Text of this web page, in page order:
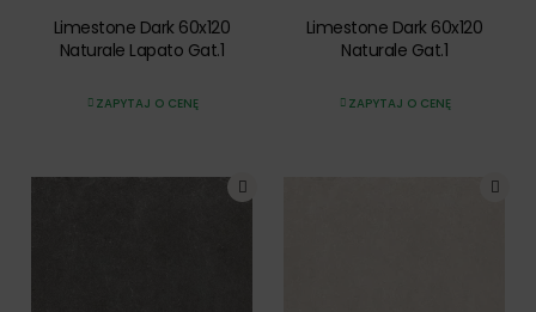
Limestone Dark 60x120
Naturale Lapato Gat.1
ZAPYTAJ O CENĘ
Limestone Dark 60x120
Naturale Gat.1
ZAPYTAJ O CENĘ